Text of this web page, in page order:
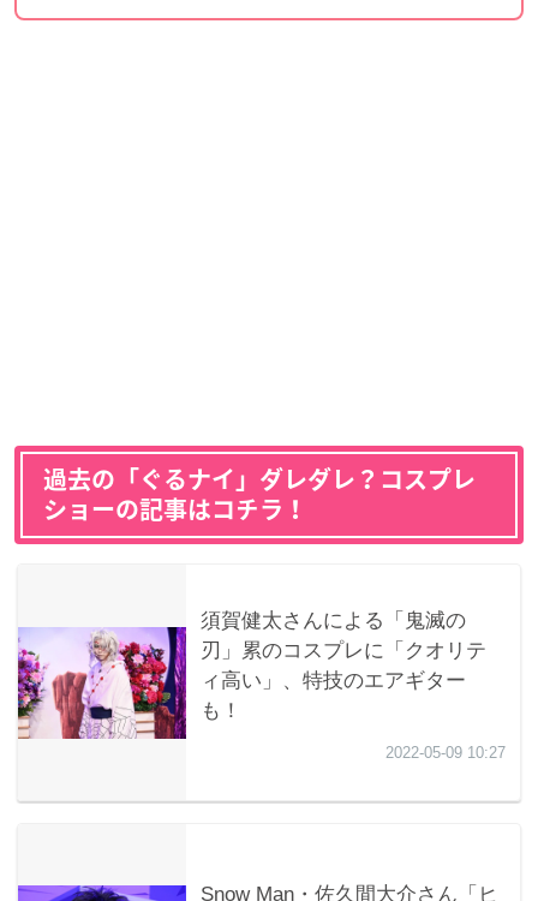
過去の「ぐるナイ」ダレダレ？コスプレ
ショーの記事はコチラ！